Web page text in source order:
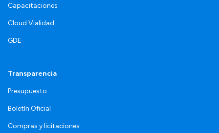
Capacitaciones
Cloud Vialidad
GDE
Transparencia
Presupuesto
Boletín Oficial
Compras y licitaciones